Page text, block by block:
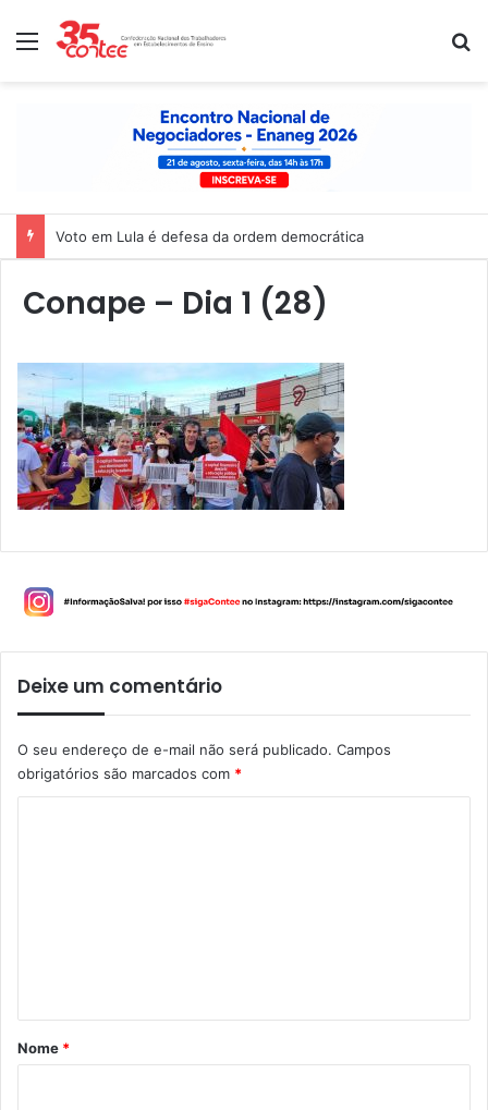
Menu
Voto em Lula é defesa da ordem democrática
Conape – Dia 1 (28)
Deixe um comentário
O seu endereço de e-mail não será publicado. Campos
obrigatórios são marcados com *
rNome *